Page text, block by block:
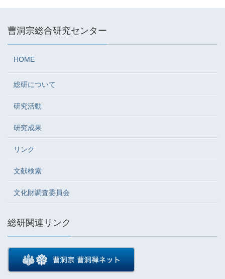
曹洞宗総合研究センター
HOME
総研について
研究活動
研究成果
リンク
文献検索
文化財調査委員会
総研関連リンク